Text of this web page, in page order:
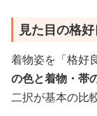
見た目の格
着物姿を「格好
の色と着物・帯
二択が基本の比